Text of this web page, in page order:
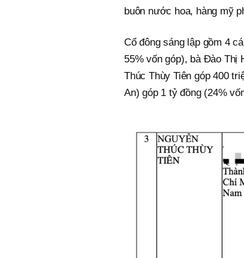
buôn nước hoa, hàng mỹ
Cổ đông sáng lập gồm 4
55% vốn góp), bà Đào Thị
Thúc Thùy Tiên góp 400
An) góp 1 tỷ đồng (24%